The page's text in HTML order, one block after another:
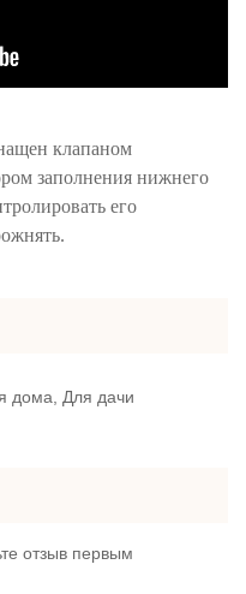
клапаном
заполнения нижнего
его
дома, Для дачи
отзыв первым